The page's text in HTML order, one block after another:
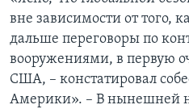
вне зависимости от того,
дальше переговоры по
вооружениями, в первую
США, – констатировал
Америки». – В нынешней